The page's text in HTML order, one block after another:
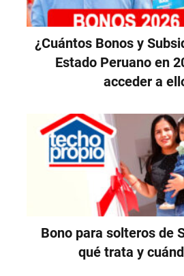
¿Cuántos Bonos y
Estado Peruano en
acceder a
Bono para solteros de
qué trata y